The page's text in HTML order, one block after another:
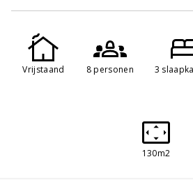
Vrijstaand 8 personen 3
130m2